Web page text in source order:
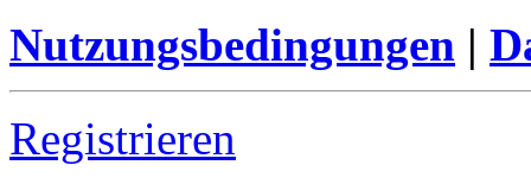
Nutzungsbedingungen |
Registrieren